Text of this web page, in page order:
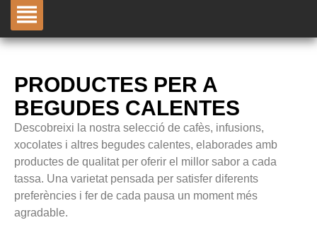
PRODUCTES PER A
BEGUDES CALENTES
Descobreixi la nostra selecció de cafès, infusions,
xocolates i altres begudes calentes, elaborades amb
productes de qualitat per oferir el millor sabor a cada
tassa. Una varietat pensada per satisfer diferents
preferències i fer de cada pausa un moment més
agradable.